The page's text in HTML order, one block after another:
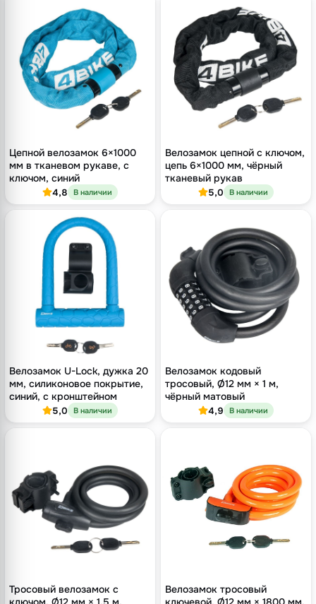
Цепной велозамок 6×1000
мм в тканевом рукаве, с
ключом, синий
4,8 В наличии
Велозамок цепной с ключом,
цепь 6×1000 мм, чёрный
тканевый рукав
5,0 В наличии
Велозамок U-Lock, дужка 20
мм, силиконовое покрытие,
синий, с кронштейном
5,0 В наличии
Велозамок кодовый
тросовый, Ø12 мм × 1 м,
чёрный матовый
4,9 В наличии
Тросовый велозамок с
Велозамок тросовый